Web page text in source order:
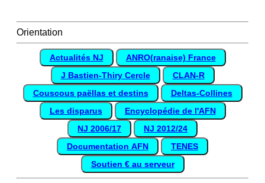
Orientation
Actualités NJ
ANRO(ranaise) France
J Bastien-Thiry Cercle
CLAN-R
Couscous paëllas et destins
Deltas-Collines
Les disparus
Encyclopédie de l'AFN
NJ 2006/17
NJ 2012/24
Documentation AFN
TENES
Soutien € au serveur